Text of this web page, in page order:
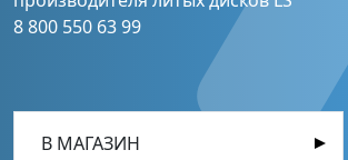
8 800 550 63 99
В МАГАЗИН